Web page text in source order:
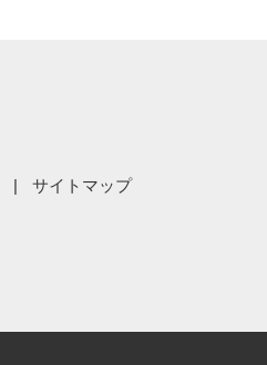
サイトマップ